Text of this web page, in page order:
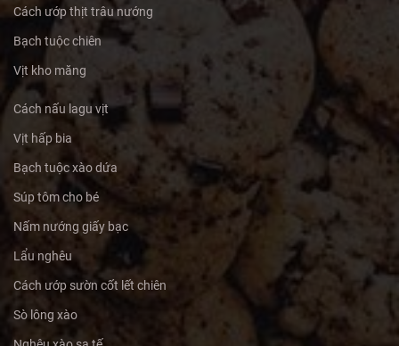
Cách ướp thịt trâu nướng
Bạch tuộc chiên
Vịt kho măng
Cách nấu lagu vịt
Vịt hấp bia
Bạch tuộc xào dứa
Súp tôm cho bé
Nấm nướng giấy bạc
Lẩu nghêu
Cách ướp sườn cốt lết chiên
Sò lông xào